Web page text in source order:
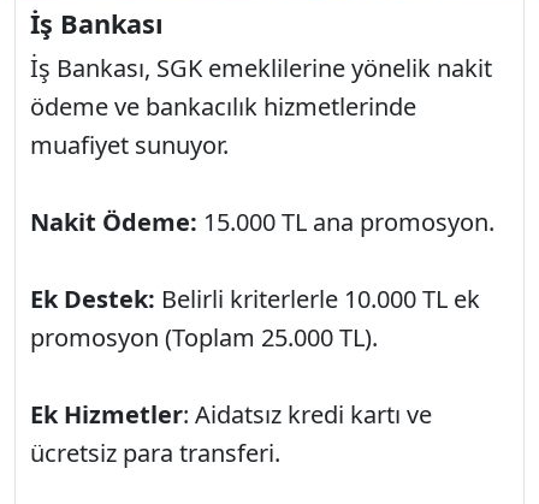
İş Bankası
İş Bankası, SGK emeklilerine yönelik nakit
ödeme ve bankacılık hizmetlerinde
muafiyet sunuyor.
Nakit Ödeme: 15.000 TL ana promosyon.
Ek Destek: Belirli kriterlerle 10.000 TL ek
promosyon (Toplam 25.000 TL).
Ek Hizmetler: Aidatsız kredi kartı ve
ücretsiz para transferi.